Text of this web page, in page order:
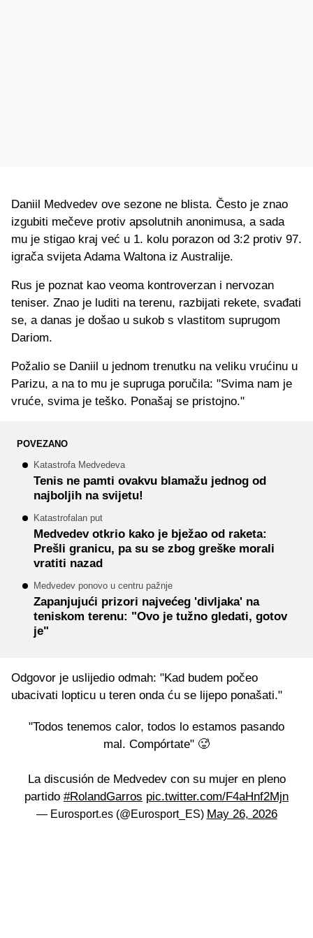
Daniil Medvedev ove sezone ne blista. Često je znao
izgubiti mečeve protiv apsolutnih anonimusa, a sada
mu je stigao kraj već u 1. kolu porazon od 3:2 protiv 97.
igrača svijeta Adama Waltona iz Australije.
Rus je poznat kao veoma kontroverzan i nervozan
teniser. Znao je luditi na terenu, razbijati rekete, svađati
se, a danas je došao u sukob s vlastitom suprugom
Dariom.
Požalio se Daniil u jednom trenutku na veliku vrućinu u
Parizu, a na to mu je supruga poručila: "Svima nam je
vruće, svima je teško. Ponašaj se pristojno."
POVEZANO
Katastrofa Medvedeva
Tenis ne pamti ovakvu blamažu jednog od
najboljih na svijetu!
Katastrofalan put
Medvedev otkrio kako je bježao od raketa:
Prešli granicu, pa su se zbog greške morali
vratiti nazad
Medvedev ponovo u centru pažnje
Zapanjujući prizori najvećeg 'divljaka' na
teniskom terenu: "Ovo je tužno gledati, gotov
je"
Odgovor je uslijedio odmah: "Kad budem počeo
ubacivati lopticu u teren onda ću se lijepo ponašati."
"Todos tenemos calor, todos lo estamos pasando
mal. Compórtate" 🥵
La discusión de Medvedev con su mujer en pleno
partido #RolandGarros pic.twitter.com/F4aHnf2Mjn
— Eurosport.es (@Eurosport_ES) May 26, 2026